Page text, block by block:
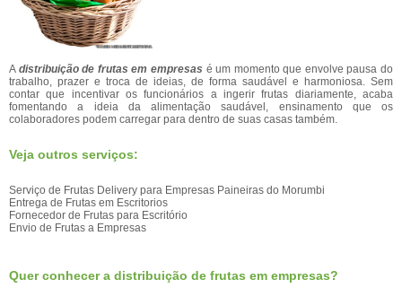
A distribuição de frutas em empresas é um momento que envolve pausa do
trabalho, prazer e troca de ideias, de forma saudável e harmoniosa. Sem
contar que incentivar os funcionários a ingerir frutas diariamente, acaba
fomentando a ideia da alimentação saudável, ensinamento que os
colaboradores podem carregar para dentro de suas casas também.
Veja outros serviços:
Serviço de Frutas Delivery para Empresas Paineiras do Morumbi
Entrega de Frutas em Escritorios
Fornecedor de Frutas para Escritório
Envio de Frutas a Empresas
Quer conhecer a distribuição de frutas em empresas?